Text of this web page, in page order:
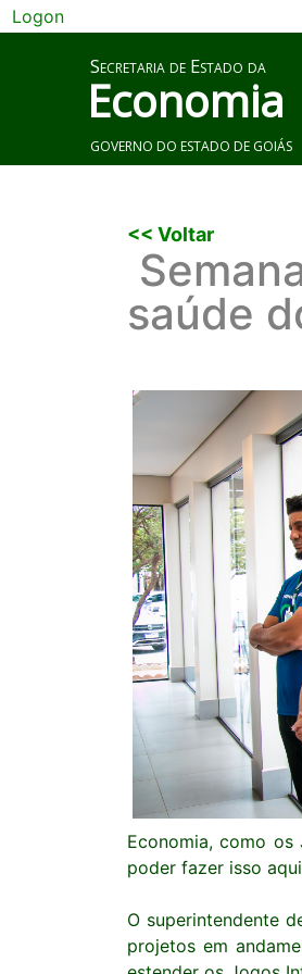
Logon
Secretaria de Estado da
Economia
GOVERNO DO ESTADO DE GOIÁS
<< Voltar
saúde
Economia, como
poder fazer isso
O superintendente
projetos em